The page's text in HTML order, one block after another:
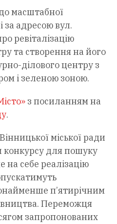
масштабної
за адресою вул.
ревіталізацію
та створення на його
ділового центру з
і зеленою зоною.
з посиланням на
.
міської ради
конкурсу для пошуку
на себе реалізацію
п’ятирічним
Переможця
запропонованих